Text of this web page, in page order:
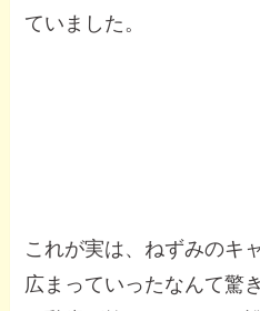
ていました。
これが実は、ねずみのキ
広まっていったなんて驚